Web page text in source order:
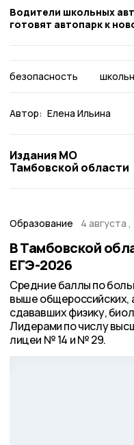
Водители школьных
готовят автопарк к
безопасность
Автор: Елена Ильина
Издания МО
Тамбовской области
Образование 4 августа ,
В Тамбовской
ЕГЭ-2026
Средние баллы по
выше общероссийских,
сдававших физику,
Лидерами по числу
лицеи № 14 и № 29.